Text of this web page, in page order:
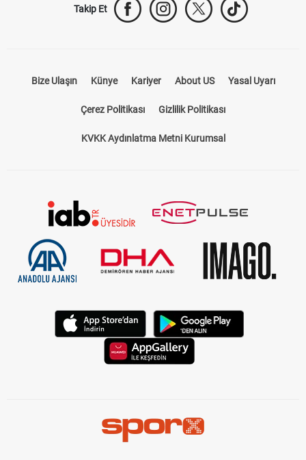
Takip Et
Bize Ulaşın Künye Kariyer About US Yasal Uyarı
Çerez Politikası Gizlilik Politikası
KVKK Aydınlatma Metni Kurumsal